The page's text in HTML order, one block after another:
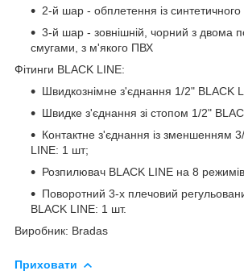
2-й шар - обплетення із синтетичного
3-й шар - зовнішній, чорний з двома
смугами, з м'якого ПВХ
Фітинги BLACK LINE:
Швидкознімне з'єднання 1/2" BLACK
Швидке з'єднання зі стопом 1/2"
Контактне з'єднання із зменшенням
LINE: 1 шт;
Розпилювач BLACK LINE на 8
Поворотний 3-х плечовий
BLACK LINE: 1 шт.
Виробник: Bradas
Приховати